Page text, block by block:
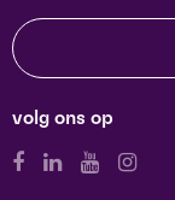
volg ons op